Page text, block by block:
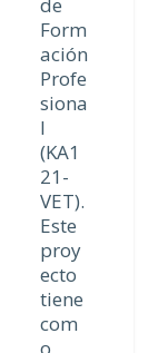
Form
ación
Profe
siona
l
(KA1
21-
VET).
Este
proy
ecto
tiene
com
o